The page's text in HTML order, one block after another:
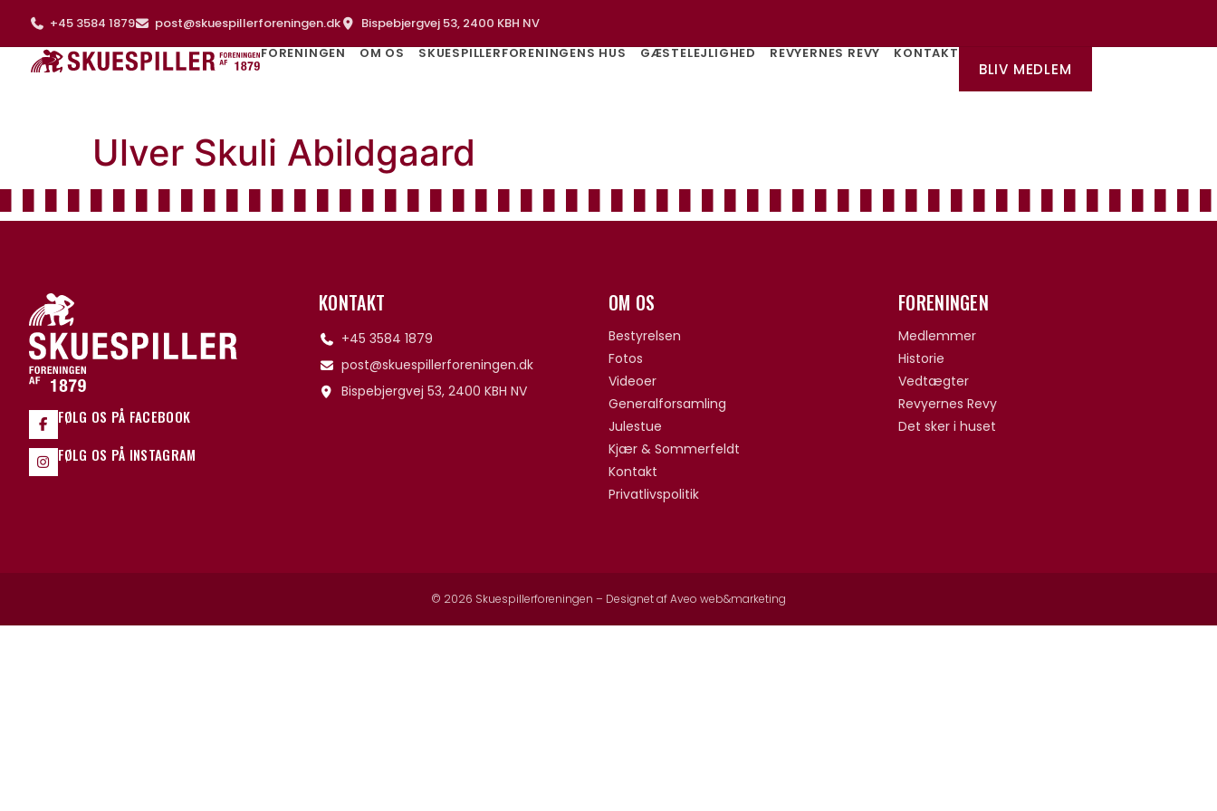
+45 3584 1879 post@skuespillerforeningen.dk
Bispebjergvej 53, 2400 KBH NV
FORENINGEN
OM OS SKUESPILLERFORENINGENS HUS GÆSTELEJLIGHED REVYERNES REVY KONTAKT
BLIV MEDLEM
Ulver Skuli Abildgaard
FØLG OS PÅ FACEBOOK
FØLG OS PÅ INSTAGRAM
KONTAKT
+45 3584 1879
post@skuespillerforeningen.dk
Bispebjergvej 53, 2400 KBH NV
OM OS
Bestyrelsen
Fotos
Videoer
Generalforsamling
Julestue
Kjær & Sommerfeldt
Kontakt
Privatlivspolitik
FORENINGEN
Medlemmer
Historie
Vedtægter
Revyernes Revy
Det sker i huset
© 2026 Skuespillerforeningen – Designet afAveo web&marketing